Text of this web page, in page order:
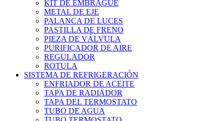
KIT DE EMBRAGUE
METAL DE EJE
PALANCA DE LUCES
PASTILLA DE FRENO
PIEZA DE VÁLVULA
PURIFICADOR DE AIRE
REGULADOR
ROTULA
SISTEMA DE REFRIGERACIÓN
ENFRIADOR DE ACEITE
TAPA DE RADIADOR
TAPA DEL TERMOSTATO
TUBO DE AGUA